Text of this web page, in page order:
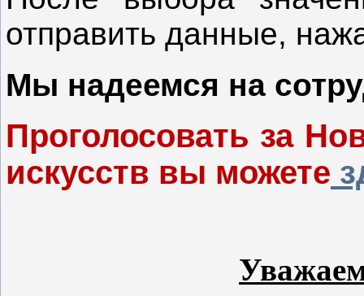
отправить данные,
Мы надеемся на
Проголосовать за
искусств вы можете